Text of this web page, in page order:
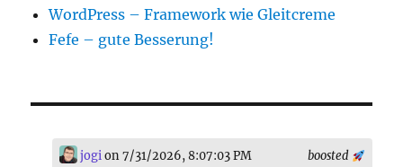
WordPress – Framework wie Gleitcreme
Fefe – gute Besserung!
boosted
jogion 7/31/2026, 8:07:03 PM